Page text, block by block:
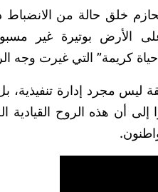
خلق حالة من
الأرض بوتيرة غير
كريمة” التي غيرت وجه
ليس مجرد إدارة تنفيذية،
إلى أن هذه الروح القيادية